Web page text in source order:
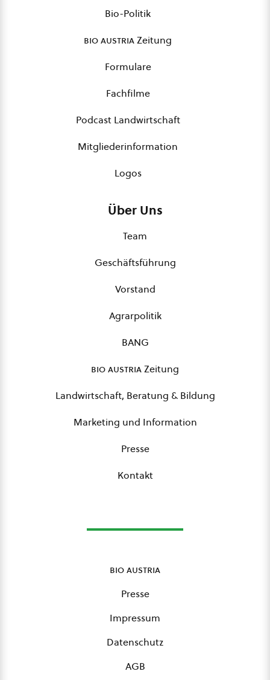
Bio-Politik
bio austriaZeitung
Formulare
Fachfilme
Podcast Landwirtschaft
Mitgliederinformation
Logos
Über Uns
Team
Geschäftsführung
Vorstand
Agrarpolitik
BANG
bio austriaZeitung
Landwirtschaft, Beratung & Bildung
Marketing und Information
Presse
Kontakt
bio austria
Presse
Impressum
Datenschutz
AGB